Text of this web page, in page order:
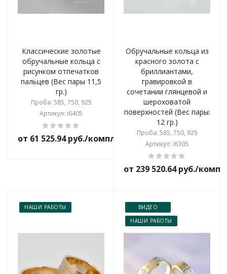
Классические золотые
обручальные кольца с
рисунком отпечатков
пальцев (Вес пары 11,5
гр.)
Проба: 585, 750, 925
Артикул: i6405
от 61 525.94 руб./комплект
Обручальные кольца из
красного золота с
бриллиантами,
гравировкой в
сочетании глянцевой и
шероховатой
поверхностей (Вес пары:
12 гр.)
Проба: 585, 750, 925
Артикул: i6305
от 239 520.64 руб./
НАШИ РАБОТЫ
ВИДЕО
НАШИ РАБОТЫ